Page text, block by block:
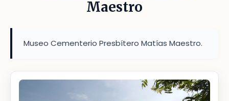
Maestro
Museo Cementerio Presbítero Matías Maestro.